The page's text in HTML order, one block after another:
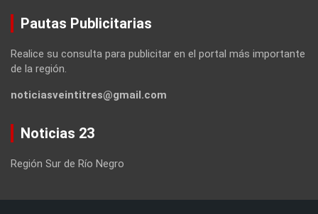
Pautas Publicitarias
Realice su consulta para publicitar en el portal más importante
de la región.
noticiasveintitres@gmail.com
Noticias 23
Región Sur de Río Negro